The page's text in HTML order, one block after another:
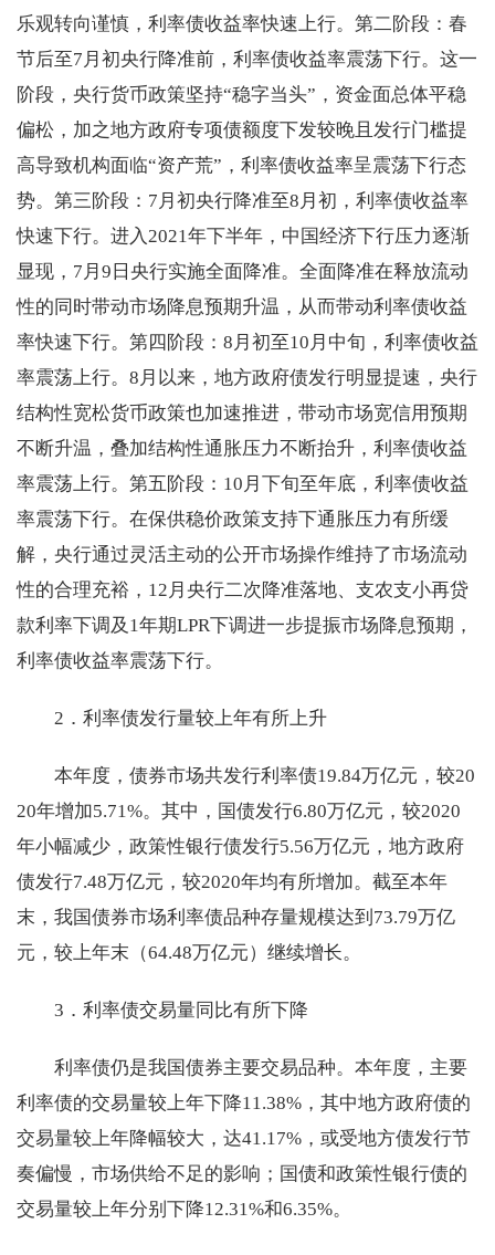
乐观转向谨慎，利率债收益率快速上行。第二阶段：春
节后至7月初央行降准前，利率债收益率震荡下行。这一
阶段，央行货币政策坚持“稳字当头”，资金面总体平稳
偏松，加之地方政府专项债额度下发较晚且发行门槛提
高导致机构面临“资产荒”，利率债收益率呈震荡下行态
势。第三阶段：7月初央行降准至8月初，利率债收益率
快速下行。进入2021年下半年，中国经济下行压力逐渐
显现，7月9日央行实施全面降准。全面降准在释放流动
性的同时带动市场降息预期升温，从而带动利率债收益
率快速下行。第四阶段：8月初至10月中旬，利率债收益
率震荡上行。8月以来，地方政府债发行明显提速，央行
结构性宽松货币政策也加速推进，带动市场宽信用预期
不断升温，叠加结构性通胀压力不断抬升，利率债收益
率震荡上行。第五阶段：10月下旬至年底，利率债收益
率震荡下行。在保供稳价政策支持下通胀压力有所缓
解，央行通过灵活主动的公开市场操作维持了市场流动
性的合理充裕，12月央行二次降准落地、支农支小再贷
款利率下调及1年期LPR下调进一步提振市场降息预期，
利率债收益率震荡下行。
2．利率债发行量较上年有所上升
本年度，债券市场共发行利率债19.84万亿元，较20
20年增加5.71%。其中，国债发行6.80万亿元，较2020
年小幅减少，政策性银行债发行5.56万亿元，地方政府
债发行7.48万亿元，较2020年均有所增加。截至本年
末，我国债券市场利率债品种存量规模达到73.79万亿
元，较上年末（64.48万亿元）继续增长。
3．利率债交易量同比有所下降
利率债仍是我国债券主要交易品种。本年度，主要
利率债的交易量较上年下降11.38%，其中地方政府债的
交易量较上年降幅较大，达41.17%，或受地方债发行节
奏偏慢，市场供给不足的影响；国债和政策性银行债的
交易量较上年分别下降12.31%和6.35%。